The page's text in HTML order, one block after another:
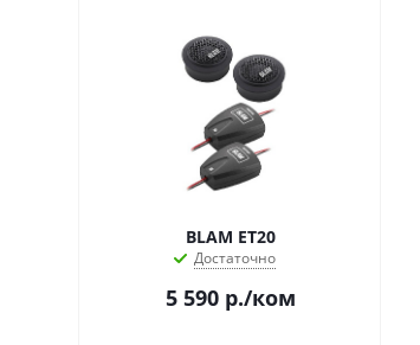
BLAM ET20
Достаточно
5 590р./ком